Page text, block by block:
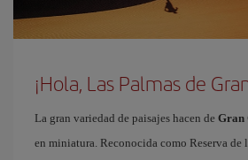
¡Hola, Las Palmas de
La gran variedad de paisajes hacen de Gran
en miniatura. Reconocida como Reserva de